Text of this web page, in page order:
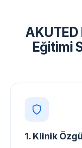
Eğitimi
1. Klinik